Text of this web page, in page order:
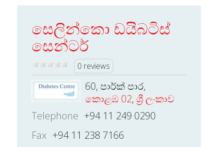
සෙලින්කො ඩයිබටිස්
සෙන්ටර්
0 reviews
60, පාර්ක් පාර,
කොළඹ 02, ශ්‍රී ලංකාව
Telephone +94 11 249 0290
Fax +94 11 238 7166